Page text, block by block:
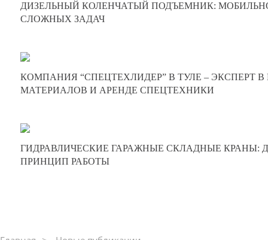
0
ДИЗЕЛЬНЫЙ КОЛЕНЧАТЫЙ ПОДЪЕМНИК:
СЛОЖНЫХ ЗАДАЧ
0
КОМПАНИЯ “СПЕЦТЕХЛИДЕР” В ТУЛЕ – ЭКСПЕРТ
МАТЕРИАЛОВ И АРЕНДЕ СПЕЦТЕХНИКИ
0
ГИДРАВЛИЧЕСКИЕ ГАРАЖНЫЕ СКЛАДНЫЕ КРАНЫ:
ПРИНЦИП РАБОТЫ